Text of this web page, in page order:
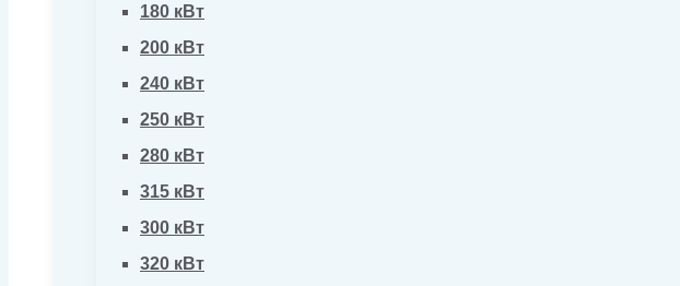
180 кВт
200 кВт
240 кВт
250 кВт
280 кВт
315 кВт
300 кВт
320 кВт